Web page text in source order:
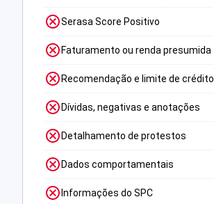
Serasa Score Positivo
Faturamento ou renda presumida
Recomendação e limite de crédito
Dívidas, negativas e anotações
Detalhamento de protestos
Dados comportamentais
Informações do SPC